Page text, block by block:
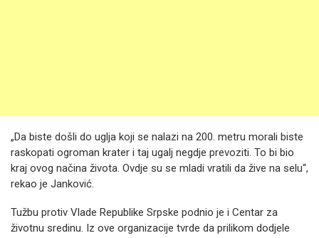
„Da biste došli do uglja koji se nalazi na 200. metru morali biste
raskopati ogroman krater i taj ugalj negdje prevoziti. To bi bio
kraj ovog načina života. Ovdje su se mladi vratili da žive na selu“,
rekao je Janković.
Tužbu protiv Vlade Republike Srpske podnio je i Centar za
životnu sredinu. Iz ove organizacije tvrde da prilikom dodjele